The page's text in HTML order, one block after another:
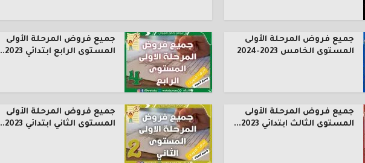
جميع فروض المرحلة الأولى
المستوى الخامس 2023-2024
جميع فروض المرحلة الأولى
المستوى الرابع ابتدائي 2023...
جميع فروض المرحلة الأولى
المستوى الثالث ابتدائي 2023...
جميع فروض المرحلة الأولى
المستوى الثاني ابتدائي 2023...